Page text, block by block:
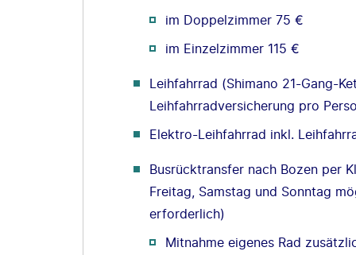
im Doppelzimmer 75 €
im Einzelzimmer 115 €
Leihfahrrad (Shimano 21-Gang-
Leihfahrradversicherung pro
Elektro-Leihfahrrad inkl.
Busrücktransfer nach Bozen per
Freitag, Samstag und Sonntag
erforderlich)
Mitnahme eigenes Rad